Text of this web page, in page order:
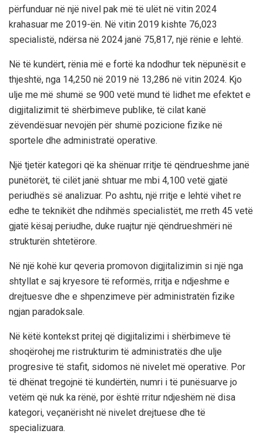
përfunduar në një nivel pak më të ulët në vitin 2024
krahasuar me 2019-ën. Në vitin 2019 kishte 76,023
specialistë, ndërsa në 2024 janë 75,817, një rënie e lehtë.
Në të kundërt, rënia më e fortë ka ndodhur tek nëpunësit e
thjeshtë, nga 14,250 në 2019 në 13,286 në vitin 2024. Kjo
ulje me më shumë se 900 vetë mund të lidhet me efektet e
digjitalizimit të shërbimeve publike, të cilat kanë
zëvendësuar nevojën për shumë pozicione fizike në
sportele dhe administratë operative.
Një tjetër kategori që ka shënuar rritje të qëndrueshme janë
punëtorët, të cilët janë shtuar me mbi 4,100 vetë gjatë
periudhës së analizuar. Po ashtu, një rritje e lehtë vihet re
edhe te teknikët dhe ndihmës specialistët, me rreth 45 vetë
gjatë kësaj periudhe, duke ruajtur një qëndrueshmëri në
strukturën shtetërore.
Në një kohë kur qeveria promovon digjitalizimin si një nga
shtyllat e saj kryesore të reformës, rritja e ndjeshme e
drejtuesve dhe e shpenzimeve për administratën fizike
ngjan paradoksale.
Në këtë kontekst pritej që digjitalizimi i shërbimeve të
shoqërohej me ristrukturim të administratës dhe ulje
progresive të stafit, sidomos në nivelet më operative. Por
të dhënat tregojnë të kundërtën, numri i të punësuarve jo
vetëm që nuk ka rënë, por është rritur ndjeshëm në disa
kategori, veçanërisht në nivelet drejtuese dhe të
specializuara.